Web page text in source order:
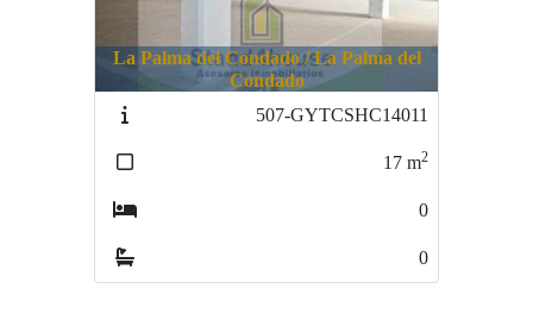
La Palma del Condado / La Palma del
Condado
507-GYTCSHC14011
17 m2
0
0